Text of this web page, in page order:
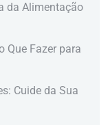
da Alimentação
Que Fazer para
Cuide da Sua